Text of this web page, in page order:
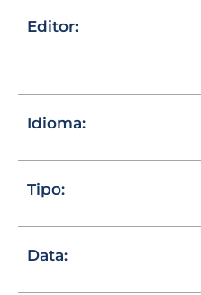
Editor:
Idioma:
Tipo:
Data: